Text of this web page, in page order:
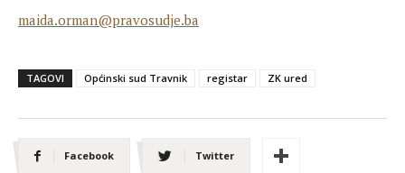
maida.orman@pravosudje.ba
TAGOVI Općinski sud Travnik registar ZK ured
Facebook Twitter